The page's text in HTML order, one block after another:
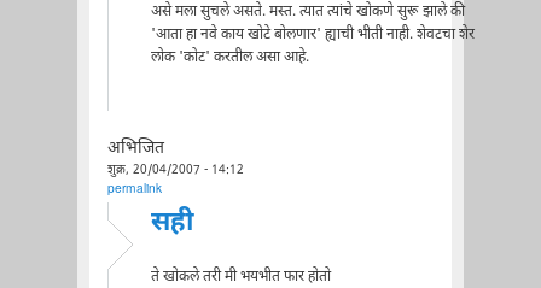
असे मला सुचले असते. मस्त. त्यात त्यांचे खोकणे सुरू झाले की
'आता हा नवे काय खोटे बोलणार' ह्याची भीती नाही. शेवटचा शेर
लोक 'कोट' करतील असा आहे.
अभिजित
शुक्र, 20/04/2007 - 14:12
permalink
सही
ते खोकले तरी मी भयभीत फार होतो